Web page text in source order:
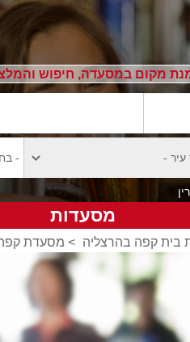
מקום במסעדה, חיפוש
מסעדות
בית קפה בהרצליה > מסעדת